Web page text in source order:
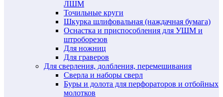
ЛШМ
Точильные круги
Шкурка шлифовальная (наждачная бумага)
Оснастка и приспособления для УШМ и
штроборезов
Для ножниц
Для граверов
Для сверления, долбления, перемешивания
Сверла и наборы сверл
Буры и долота для перфораторов и отбойных
молотков